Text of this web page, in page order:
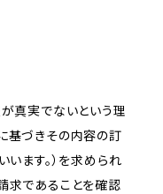
が真実でないという理
基づきその内容の訂
います。）を求められ
求であることを確認